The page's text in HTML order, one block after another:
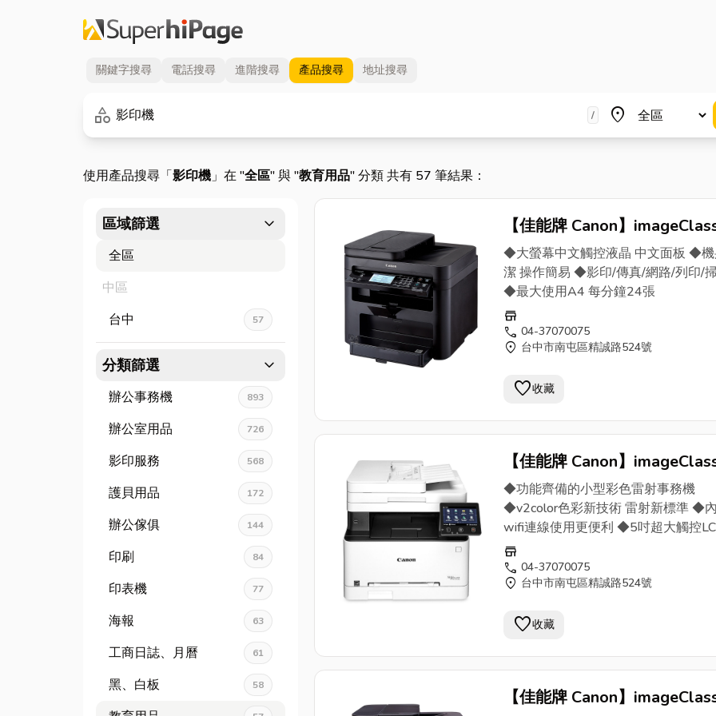
關鍵字搜尋 電話搜尋 進階搜尋 產品搜尋 地址搜尋
category
關鍵字 / place
地區
使用產品搜尋「影印機」在 "全區" 與 "教育用品" 分類 共有 57 筆結果：
區域篩選 expand_more
全區
中區
台中
57
分類篩選 expand_more
辦公事務機 893
辦公室用品 726
影印服務 568
護貝用品 172
辦公傢俱 144
印刷 84
印表機 77
海報 63
工商日誌、月曆 61
黑、白板 58
【佳能牌 Canon】
MF236n小型影印機/事務機(
貨) - OA家族找日傳
◆大螢幕中文觸控液晶 中文面板 ◆機
潔 操作簡易 ◆影印/傳真/網路/列印/
◆最大使用A4 每分鐘24張
store
call 04-37070075
location_on 台中市南屯區精誠路524號
favorite收藏
【佳能牌 Canon】
MF642Cdw彩色小型影印機
機(公司貨) - OA家族找日傳
◆功能齊備的小型彩色雷射事務機
◆v2color色彩新技術 雷射新標準 ◆
wifi連線使用更便利 ◆5吋超大觸控
晶 ◆全自動雙面列印影印掃描 ◆每分
頁高速列印
store
call 04-37070075
location_on 台中市南屯區精誠路524號
favorite收藏
【佳能牌 Canon】